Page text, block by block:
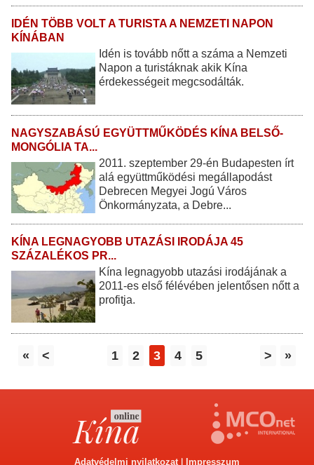
IDÉN TÖBB VOLT A TURISTA A NEMZETI NAPON
KÍNÁBAN
Idén is tovább nőtt a száma a Nemzeti
Napon a turistáknak akik Kína
érdekességeit megcsodálták.
NAGYSZABÁSÚ EGYÜTTMŰKÖDÉS KÍNA BELSŐ-
MONGÓLIA TA...
2011. szeptember 29-én Budapesten írt
alá együttműködési megállapodást
Debrecen Megyei Jogú Város
Önkormányzata, a Debre...
KÍNA LEGNAGYOBB UTAZÁSI IRODÁJA 45
SZÁZALÉKOS PR...
Kína legnagyobb utazási irodájának a
2011-es első félévében jelentősen nőtt a
profitja.
« < 1 2 3 4 5 > »
Adatvédelmi nyilatkozat | Impresszum